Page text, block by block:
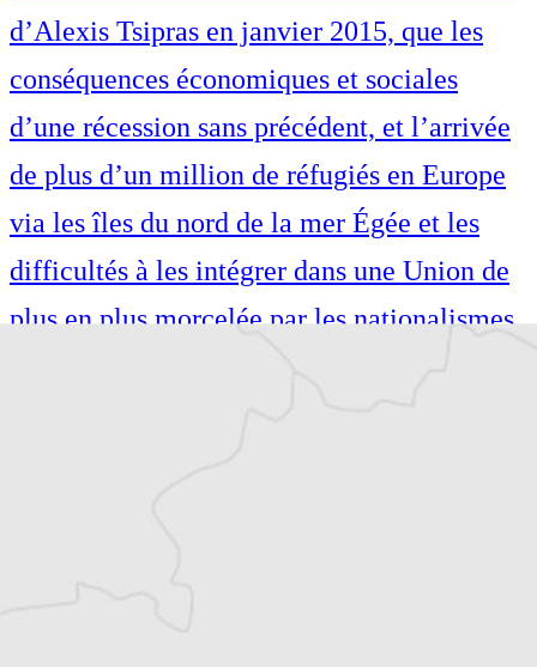
d’Alexis Tsipras en janvier 2015, que les
conséquences économiques et sociales
d’une récession sans précédent, et l’arrivée
de plus d’un million de réfugiés en Europe
via les îles du nord de la mer Égée et les
difficultés à les intégrer dans une Union de
plus en plus morcelée par les nationalismes.